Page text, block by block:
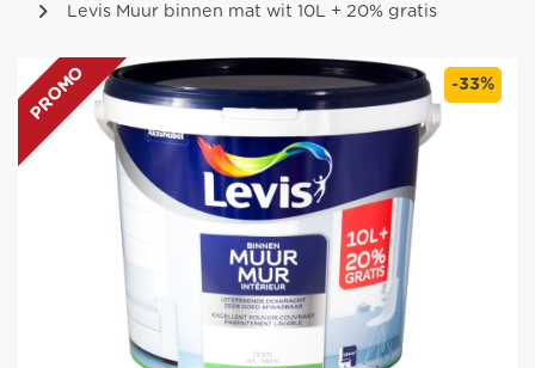
Levis Muur binnen mat wit 10L + 20% gratis
PROMO -33%